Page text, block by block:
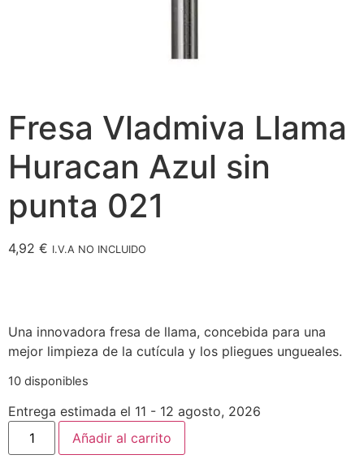
Fresa Vladmiva Llama
Huracan Azul sin
punta 021
4,92 € I.V.A NO INCLUIDO
Una innovadora fresa de llama, concebida para una
mejor limpieza de la cutícula y los pliegues ungueales.
10 disponibles
Entrega estimada el 11 - 12 agosto, 2026
Añadir al carrito